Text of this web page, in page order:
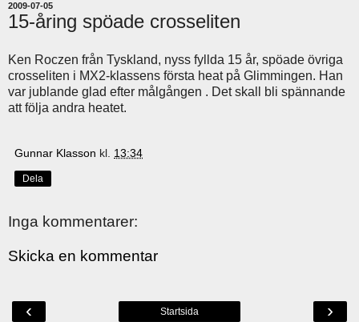
2009-07-05
15-åring spöade crosseliten
Ken Roczen från Tyskland, nyss fyllda 15 år, spöade övriga
crosseliten i MX2-klassens första heat på Glimmingen. Han
var jublande glad efter målgången . Det skall bli spännande
att följa andra heatet.
Gunnar Klasson kl. 13:34
Dela
Inga kommentarer:
Skicka en kommentar
‹ ›
Startsida